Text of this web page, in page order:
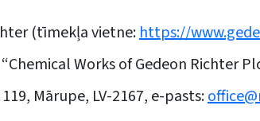
(tīmekļa vietne:https://
Works of Gedeon Richter
Mārupe, LV-2167, e-pasts: